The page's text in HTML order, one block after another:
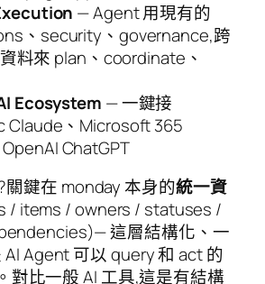
— Agent 用現有的
、security、governance,跨
料來 plan、coordinate、
Ecosystem — 一鍵接
Claude、Microsoft 365
ChatGPT
鍵在 monday 本身的統一資
/ items / owners / statuses /
這層結構化、一
Agent 可以 query 和 act 的
對比一般 AI 工具,這是有結構